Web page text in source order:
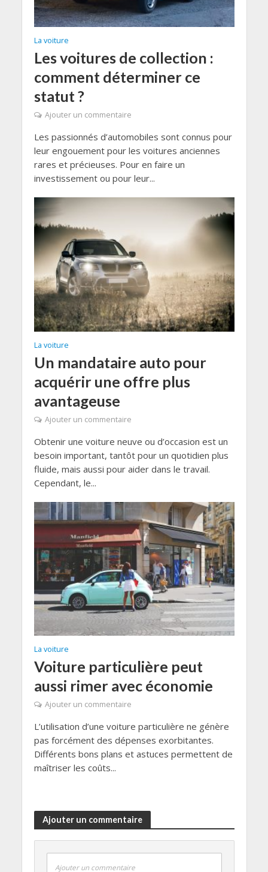
La voiture
Les voitures de collection :
comment déterminer ce
statut ?
Ajouter un commentaire
Les passionnés d’automobiles sont connus pour
leur engouement pour les voitures anciennes
rares et précieuses. Pour en faire un
investissement ou pour leur...
La voiture
Un mandataire auto pour
acquérir une offre plus
avantageuse
Ajouter un commentaire
Obtenir une voiture neuve ou d’occasion est un
besoin important, tantôt pour un quotidien plus
fluide, mais aussi pour aider dans le travail.
Cependant, le...
La voiture
Voiture particulière peut
aussi rimer avec économie
Ajouter un commentaire
L’utilisation d’une voiture particulière ne génère
pas forcément des dépenses exorbitantes.
Différents bons plans et astuces permettent de
maîtriser les coûts...
Ajouter un commentaire
Ajouter un commentaire